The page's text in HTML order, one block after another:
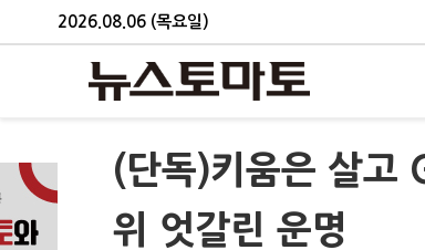
2026.08.06 (목요일)
(단독)키움은 살고
위 엇갈린 운명